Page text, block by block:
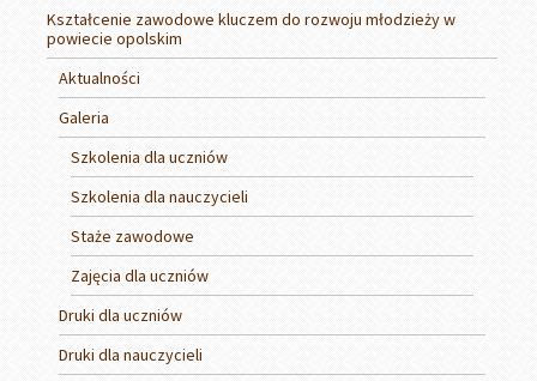
Kształcenie zawodowe kluczem do rozwoju młodzieży w
powiecie opolskim
Aktualności
Galeria
Szkolenia dla uczniów
Szkolenia dla nauczycieli
Staże zawodowe
Zajęcia dla uczniów
Druki dla uczniów
Druki dla nauczycieli